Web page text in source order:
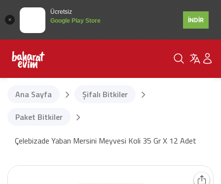
Ücretsiz
Google Play Store
İNDİR
Ana Sayfa
Şifalı Bitkiler
Paket Bitkiler
Çelebizade Yaban Mersini Meyvesi Koli 35 Gr X 12 Adet